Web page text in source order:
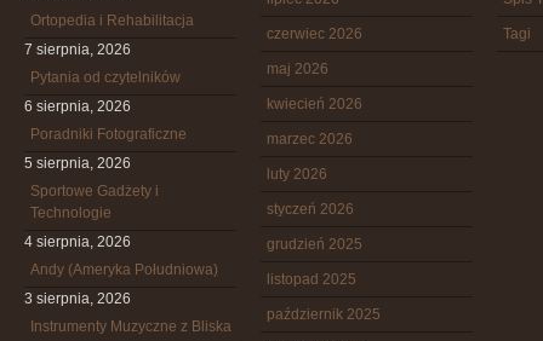
Ortopedia i Rehabilitacja
7 sierpnia, 2026
Pytania od czytelników
6 sierpnia, 2026
Poradniki Fotograficzne
5 sierpnia, 2026
Sportowe Gadżety i
Technologie
4 sierpnia, 2026
Andy (Ameryka Południowa)
3 sierpnia, 2026
Instrumenty Muzyczne z Bliska
czerwiec 2026
maj 2026
kwiecień 2026
marzec 2026
luty 2026
styczeń 2026
grudzień 2025
listopad 2025
październik 2025
Tagi